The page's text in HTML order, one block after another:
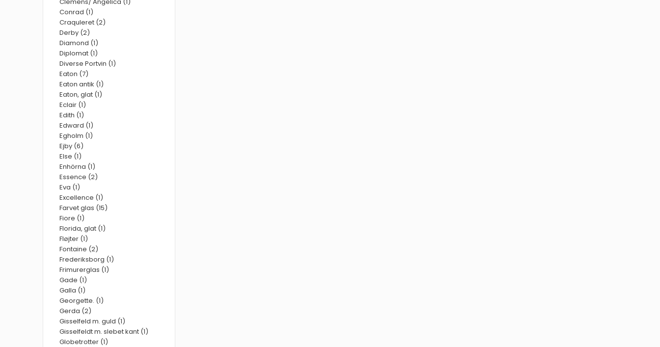
Conrad (1)
Craquleret (2)
Derby (2)
Diamond (1)
Diplomat (1)
Diverse Portvin (1)
Eaton (7)
Eaton antik (1)
Eaton, glat (1)
Eclair (1)
Edith (1)
Edward (1)
Egholm (1)
Ejby (6)
Else (1)
Enhörna (1)
Essence (2)
Eva (1)
Excellence (1)
Farvet glas (15)
Fiore (1)
Florida, glat (1)
Fløjter (1)
Fontaine (2)
Frederiksborg (1)
Frimurerglas (1)
Gade (1)
Galla (1)
Georgette. (1)
Gerda (2)
Gisselfeld m. guld (1)
Gisselfeldt m. slebet kant (1)
Globetrotter (1)